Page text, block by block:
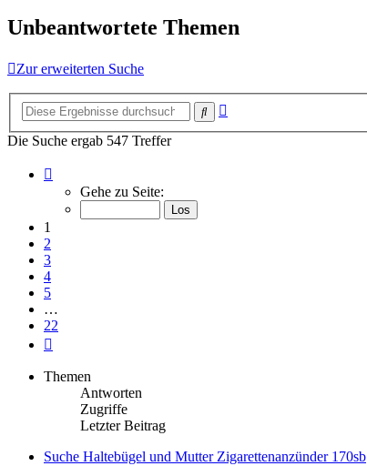
Unbeantwortete Themen
Zur erweiterten Suche
Suche
Die Suche ergab 547 Treffer
von
Gehe zu Seite:
1
2
3
4
5
…
22
Themen
Antworten
Zugriffe
Letzter Beitrag
Suche Haltebügel und Mutter Zigarettenanzünder 170sb